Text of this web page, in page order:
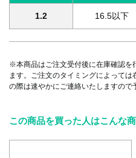
1.2 16.5以下
※本商品はご注文受付後に在庫確認を
ます。ご注文のタイミングによって
の際は速やかにご連絡いたしますので
この商品を買った人はこんな